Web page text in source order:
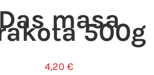
Das masa
500g
4,20 €